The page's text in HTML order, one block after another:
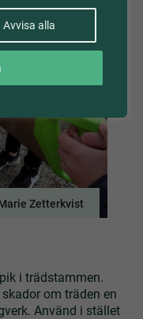
Avvisa alla
Zetterkvist
i trädstammen.
om träden en
Använd i stället